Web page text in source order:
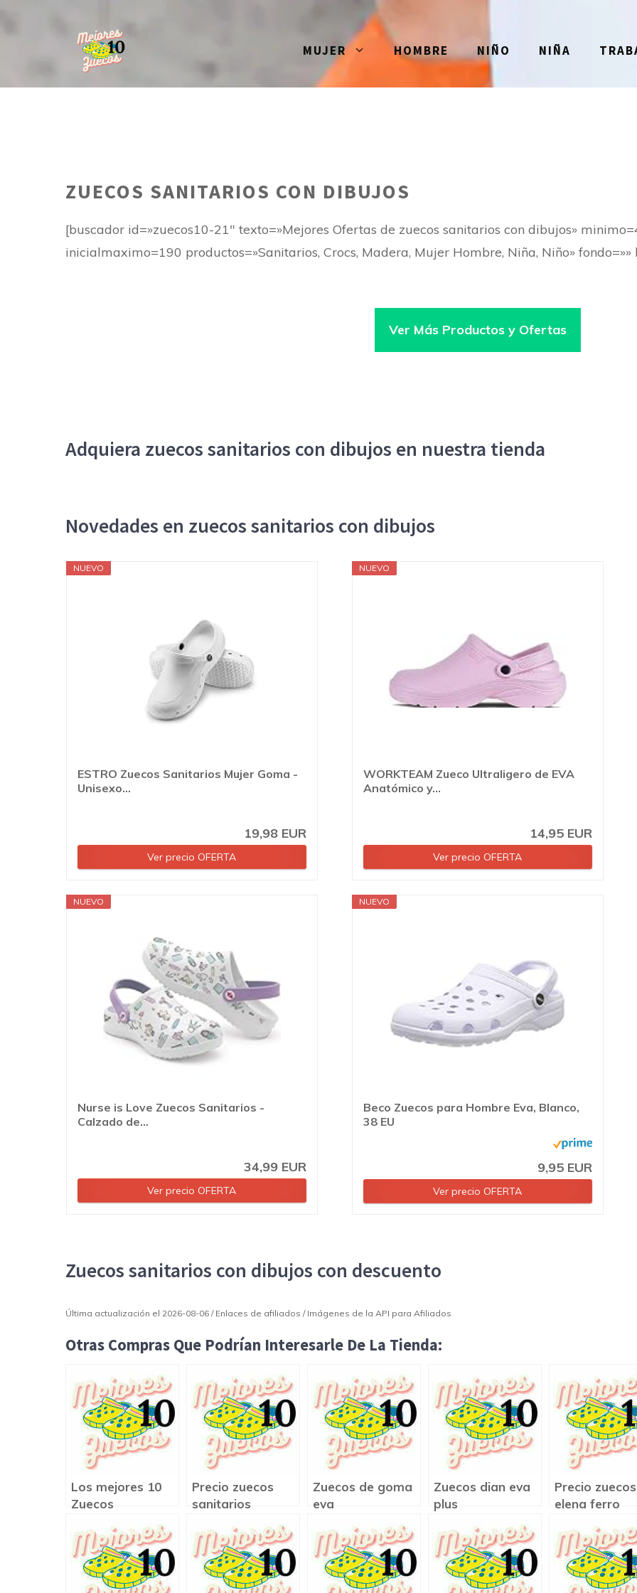
al
MUJER HOMBRE NIÑO NIÑA
ZUECOS SANITARIOS CON DIBUJOS
[buscador id=»zuecos10-21″ texto=»Mejores Ofertas de zuecos sanitarios con dibujos»
inicialmaximo=190 productos=»Sanitarios, Crocs, Madera, Mujer Hombre, Niña, Niño» fondo=»»
Ver Más Productos y Ofertas
Adquiera zuecos sanitarios con dibujos en nuestra tienda
Novedades en zuecos sanitarios con dibujos
NUEVO
ESTRO Zuecos Sanitarios Mujer Goma -
Unisexo...
19,98 EUR
Ver precio OFERTA
NUEVO
WORKTEAM Zueco Ultraligero de EVA
Anatómico y...
14,95 EUR
Ver precio OFERTA
NUEVO
Nurse is Love Zuecos Sanitarios -
Calzado de...
34,99 EUR
Ver precio OFERTA
NUEVO
Beco Zuecos para Hombre Eva, Blanco,
38 EU
9,95 EUR
Ver precio OFERTA
Zuecos sanitarios con dibujos con descuento
Última actualización el 2026-08-06 / Enlaces de afiliados / Imágenes de la API para Afiliados
Otras Compras Que Podrían Interesarle De La Tienda:
Los mejores 10
Zuecos
Precio zuecos
sanitarios
Zuecos de goma
eva
Zuecos dian eva
plus
Precio zuecos
elena ferro